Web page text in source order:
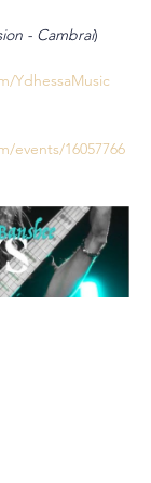
- Cambrai)
YdhessaMusic
events/16057766